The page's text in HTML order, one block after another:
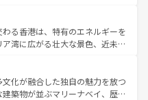
、ベトナムコーヒーなどは、ぜ
地域を訪れてもあたたかい人々
で、きっと忘れられない旅にな
部ではチェンマイなどの山岳地
ではプーケットやクラビの美し
楽しむことができる。タイ料理
で、どの季節にも異なる楽しみ
いタイの人々、仏教を中心とし
資源が、訪れる旅人を魅了し続
る香港は、特有のエネルギーを
湾に広がる壮大な景色、近未来
るはず。観光スポットが密集し
を回れるのも魅力。息をのむよ
まで、香港を存分に楽しみ尽く
化が融合した独自の魅力を放つ
築物が並ぶマリーナベイ、歴史